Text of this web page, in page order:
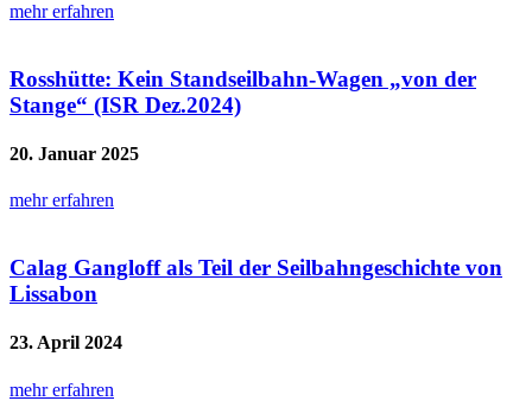
mehr erfahren
Rosshütte: Kein Standseilbahn-Wagen „von der
Stange“ (ISR Dez.2024)
20. Januar 2025
mehr erfahren
Calag Gangloff als Teil der Seilbahngeschichte von
Lissabon
23. April 2024
mehr erfahren